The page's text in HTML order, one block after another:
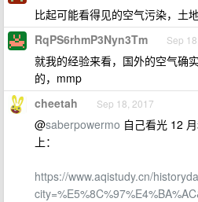
比起可能看得见的空气污染，土
RqPS6rhmP3Nyn3Tm Sep
就我的经验来看，国外的空气确
的，mmp
cheetah Sep 18, 2017
@saberpowermo 自己看光 12
上：
https://www.aqistudy.cn/